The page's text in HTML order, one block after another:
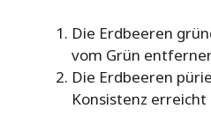
Die Erdbeeren
vom Grün
Die Erdbeeren
Konsistenz erreicht